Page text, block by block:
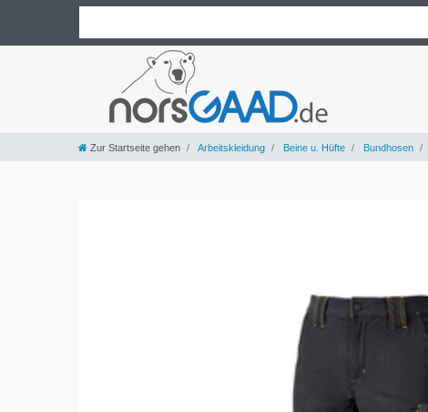
Zur Startseite gehen Arbeitskleidung Beine u. Hüfte Bundhosen